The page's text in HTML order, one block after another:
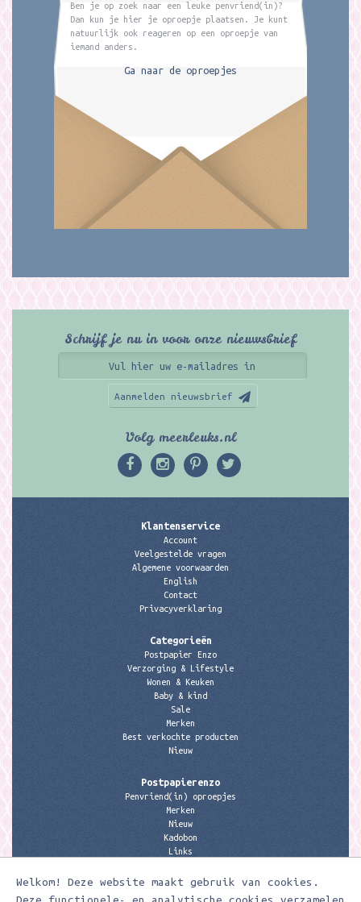
Welkom! Deze website maakt gebruik van cookies.
Ben je op zoek naar een leuke penvriend(in)?
Dan kun je hier je oproepje plaatsen. Je kunt
natuurlijk ook reageren op een oproepje van
iemand anders.
Ga naar de oproepjes
Schrijf je nu in voor onze nieuwsbrief
Aanmelden nieuwsbrief
Volg meerleuks.nl
Klantenservice
Account
Veelgestelde vragen
Algemene voorwaarden
English
Contact
Privacyverklaring
Categorieën
Postpapier Enzo
Verzorging & Lifestyle
Wonen & Keuken
Baby & kind
Sale
Merken
Best verkochte producten
Nieuw
Postpapierenzo
Penvriend(in) oproepjes
Merken
Nieuw
Kadobon
Links
Contactgegevens
Meerleuks